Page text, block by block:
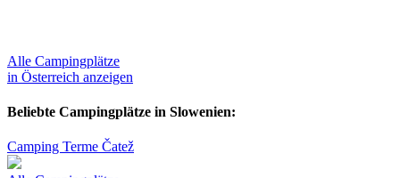
Alle Campingplätze
in Österreich anzeigen
Beliebte Campingplätze in Slowenien:
Camping Terme Čatež